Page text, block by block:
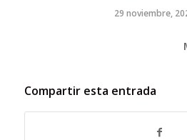
29 noviembre,
Compartir esta entrada